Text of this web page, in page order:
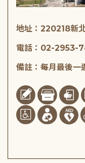
地址：220218新
電話：02-2953-
備註：每月最後一